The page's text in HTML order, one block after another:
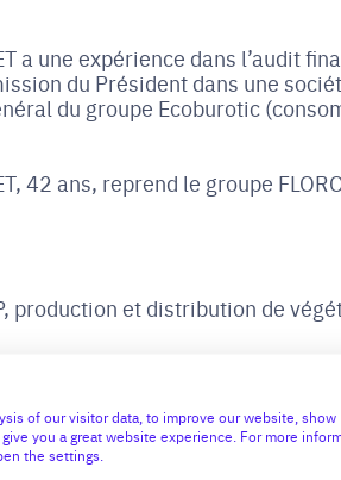
a une expérience dans l’audit
du Président dans une
du groupe Ecoburotic
42 ans, reprend le groupe
production et distribution de
of our visitor data, to improve our website, show
you a great website experience. For more
the settings.